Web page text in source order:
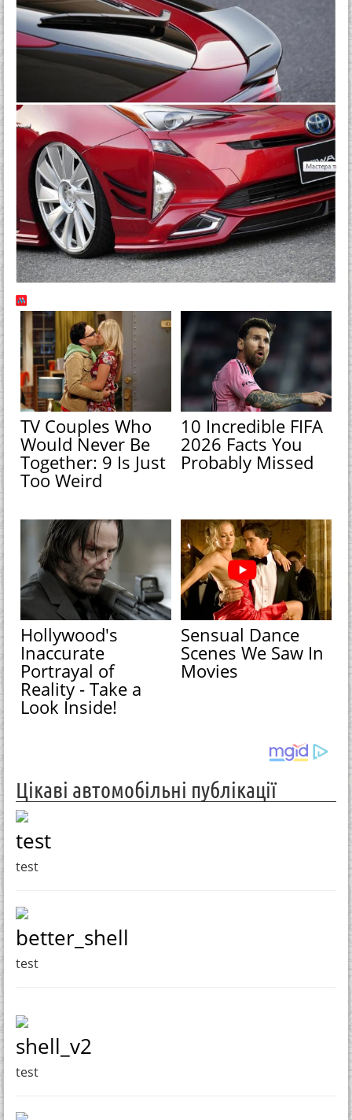
TV Couples Who
Would Never Be
Together: 9 Is Just
Too Weird
10 Incredible FIFA
2026 Facts You
Probably Missed
Hollywood's
Inaccurate
Portrayal of
Reality - Take a
Look Inside!
Sensual Dance
Scenes We Saw In
Movies
Цікаві автомобільні публікації
test
test
better_shell
test
shell_v2
test